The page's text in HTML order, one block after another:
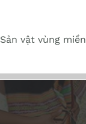
Sản vật vùng miền